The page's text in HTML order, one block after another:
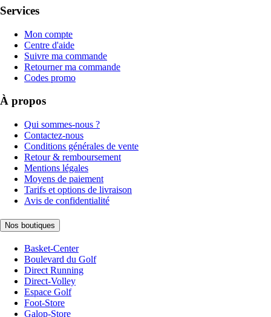
Services
Mon compte
Centre d'aide
Suivre ma commande
Retourner ma commande
Codes promo
À propos
Qui sommes-nous ?
Contactez-nous
Conditions générales de vente
Retour & remboursement
Mentions légales
Moyens de paiement
Tarifs et options de livraison
Avis de confidentialité
Nos boutiques
Basket-Center
Boulevard du Golf
Direct Running
Direct-Volley
Espace Golf
Foot-Store
Galop-Store